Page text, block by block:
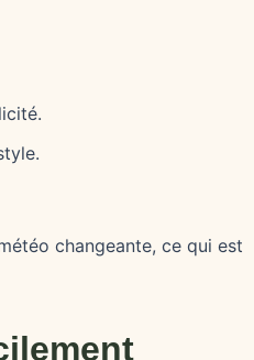
changeante, ce qui est